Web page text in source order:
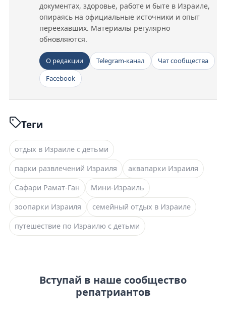
документах, здоровье, работе и быте в Израиле,
опираясь на официальные источники и опыт
переехавших. Материалы регулярно
обновляются.
О редакции Telegram-канал
Чат сообщества
Facebook
Теги
отдых в Израиле с детьми
парки развлечений Израиля
аквапарки Израиля
Сафари Рамат-Ган
Мини-Израиль
зоопарки Израиля
семейный отдых в Израиле
путешествие по Израилю с детьми
Вступай в наше сообщество
репатриантов